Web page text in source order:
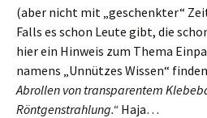
(aber nicht mit „geschenkter“
Falls es schon Leute gibt, die
hier ein Hinweis zum Thema
namens „Unnützes Wissen“
Abrollen von transparentem
Röntgenstrahlung.“ Haja…